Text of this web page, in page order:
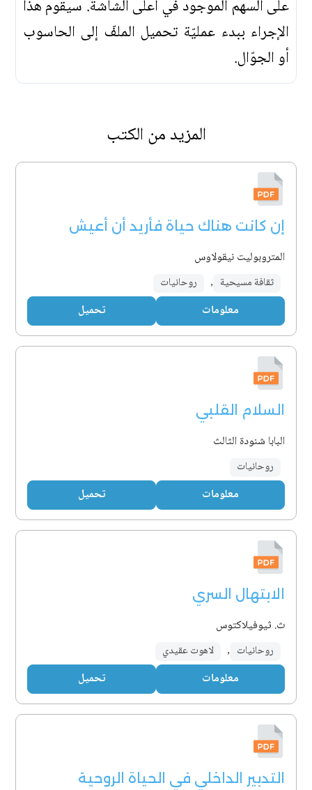
على السهم الموجود في أعلى الشاشة. سيقوم هذا
الإجراء ببدء عمليّة تحميل الملفّ إلى الحاسوب
أو الجوّال.
المزيد من الكتب
إن كانت هناك حياة فأريد أن أعيش
المتروبوليت نيقولاوس
ثقافة مسيحية , روحانيات
معلومات تحميل
السلام القلبي
البابا شنودة الثالث
روحانيات
معلومات تحميل
الابتهال السري
ث. ثيوفيلاكتوس
روحانيات , لاهوت عقيدي
معلومات تحميل
التدبير الداخلي في الحياة الروحية